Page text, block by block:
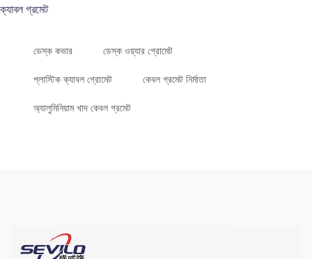
ক্যাবল গ্রমেট
ডেস্ক কভার ডেস্ক ওয়্যার গ্রোমেট
প্লাস্টিক ক্যাবল গ্রোমেট কেবল গ্রমেট নির্মাতা
অ্যালুমিনিয়াম খাদ কেবল গ্রমেট